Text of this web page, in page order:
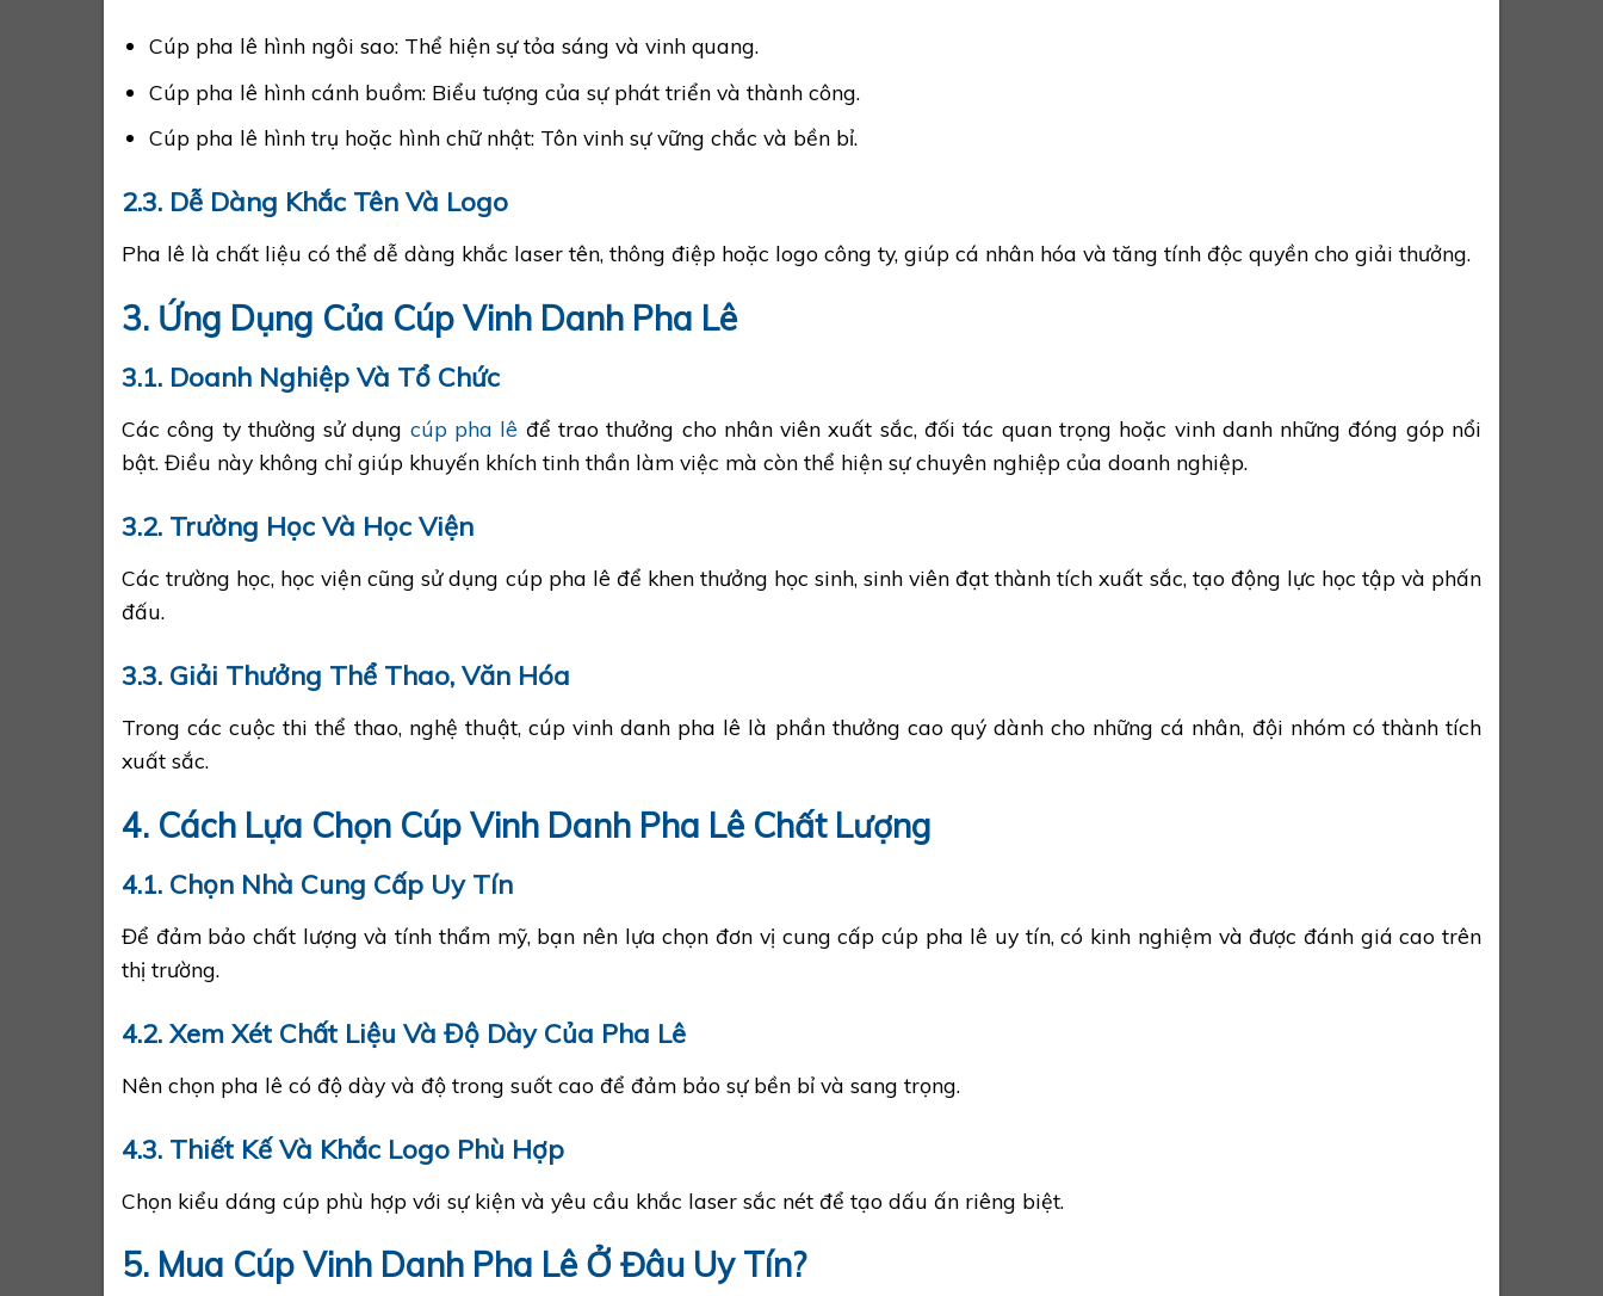
Cúp pha lê hình ngôi sao: Thể hiện sự tỏa sáng và vinh quang.
Cúp pha lê hình cánh buồm: Biểu tượng của sự phát triển và thành công.
Cúp pha lê hình trụ hoặc hình chữ nhật: Tôn vinh sự vững chắc và bền bỉ.
2.3. Dễ Dàng Khắc Tên Và Logo
Pha lê là chất liệu có thể dễ dàng khắc laser tên, thông điệp hoặc logo công ty, giúp cá nhân hóa và tăng tính độc quyền cho giải thưởng.
3. Ứng Dụng Của Cúp Vinh Danh Pha Lê
3.1. Doanh Nghiệp Và Tổ Chức
Các công ty thường sử dụng cúp pha lê để trao thưởng cho nhân viên xuất sắc, đối tác quan trọng hoặc vinh danh những đóng góp nổi
bật. Điều này không chỉ giúp khuyến khích tinh thần làm việc mà còn thể hiện sự chuyên nghiệp của doanh nghiệp.
3.2. Trường Học Và Học Viện
Các trường học, học viện cũng sử dụng cúp pha lê để khen thưởng học sinh, sinh viên đạt thành tích xuất sắc, tạo động lực học tập và phấn
đấu.
3.3. Giải Thưởng Thể Thao, Văn Hóa
Trong các cuộc thi thể thao, nghệ thuật, cúp vinh danh pha lê là phần thưởng cao quý dành cho những cá nhân, đội nhóm có thành tích
xuất sắc.
4. Cách Lựa Chọn Cúp Vinh Danh Pha Lê Chất Lượng
4.1. Chọn Nhà Cung Cấp Uy Tín
Để đảm bảo chất lượng và tính thẩm mỹ, bạn nên lựa chọn đơn vị cung cấp cúp pha lê uy tín, có kinh nghiệm và được đánh giá cao trên
thị trường.
4.2. Xem Xét Chất Liệu Và Độ Dày Của Pha Lê
Nên chọn pha lê có độ dày và độ trong suốt cao để đảm bảo sự bền bỉ và sang trọng.
4.3. Thiết Kế Và Khắc Logo Phù Hợp
Chọn kiểu dáng cúp phù hợp với sự kiện và yêu cầu khắc laser sắc nét để tạo dấu ấn riêng biệt.
5. Mua Cúp Vinh Danh Pha Lê Ở Đâu Uy Tín?